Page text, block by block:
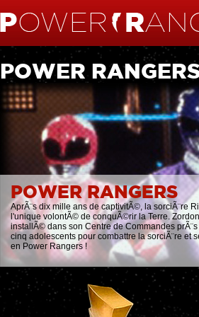
POWER
POWER RANGERS
AprÃ¨s dix mille ans de captivitÃ©, la sorciÃ¨re
l'unique volontÃ© de conquÃ©rir la Terre.
installÃ© dans son Centre de Commandes
cinq adolescents pour combattre la sorciÃ¨re et
en Power Rangers !